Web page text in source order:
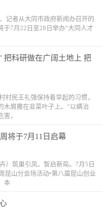
者从大同市政府新闻办召开的
7月22日至28日举办“大同人才
把科研做在广阔土地上 把
村民王礼强保持着早起的习惯，
木屑撒在韭菜叶子上。“以螨治
，
将于7月11日启幕
筑巢引凤，智启新局。7月5日
昆山分会场活动•第八届昆山创业
本